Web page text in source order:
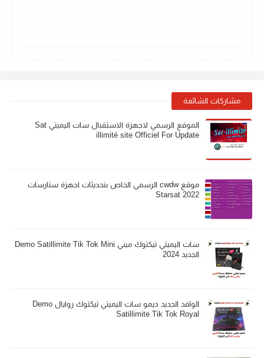
مشاركات الشائعة
الموقع الرسمي لاجهزة الاستقبال سات اليميتي Sat
illimité site Officiel For Update
موقع cwdw الرسمي الخاص بتحديثات اجهزة ستارسات
Starsat 2022
سات اليميتي تيكتوك ميني Demo Satillimite Tik Tok Mini
الجديد 2024
الوافد الجديد ديمو سات اليميتي تيكتوك روايال Demo
Satillimite Tik Tok Royal